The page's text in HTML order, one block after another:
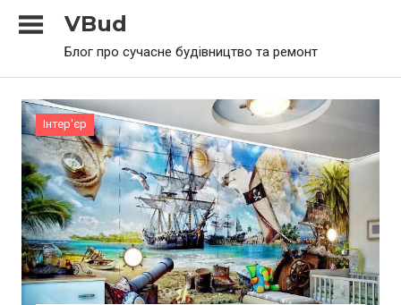
VBud
Блог про сучасне будівництво та ремонт
Інтер'єр